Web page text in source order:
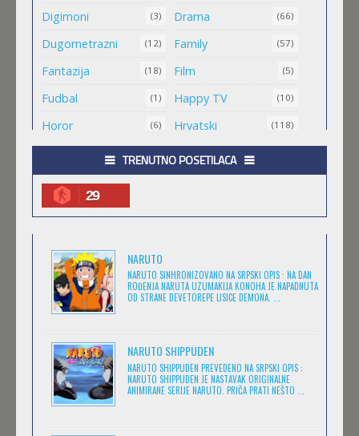
MAO MAO HEROJI CISTOG SRCA
.HACK//ROOTS
Feb 11 2023 | Gledaj »
.HACK//SIGN
Feb 11 2023 |Gledaj »
BEM
Digimoni (3) Drama (66)
Dugometrazni (12) Family (57)
Fantazija (18) Film (5)
Fudbal (1) Happy TV (10)
Horor (6) Hrvatski (118)
Jugio
Komedija Kratkometrazni
magija
Misterija (7)
Naučna Fantastika Nickelodeon (11)
Romantika Serija
Sinhronizovano (400) Škola (1)
Sport (11) Srpski (507)
Srpski. (1) Srpski. Yugioh (1)
TRENUTNO POSETILACA
29
NARUTO
NARUTO SINHRONIZOVANO NA SRPSKI OPIS : NA DAN
ROĐENJA NARUTA UZUMAKIJA KONOHA JE NAPADNUTA
OD STRANE DEVETOREPE LISICE DEMONA. ...
NARUTO SHIPPUDEN
NARUTO SHIPPUDEN PREVEDENO NA SRPSKI OPIS :
NARUTO SHIPPUDEN JE NASTAVAK ORIGINALNE
ANIMIRANE SERIJE NARUTO. PRIČA PRATI NEŠTO ...